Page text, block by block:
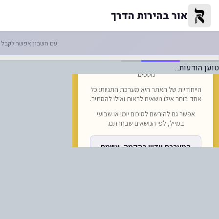
|- הודעה מסוכנות הנסיעות
אור בהירות הדרך
עם חשבון אפשר לקבל
טוען הודעות...